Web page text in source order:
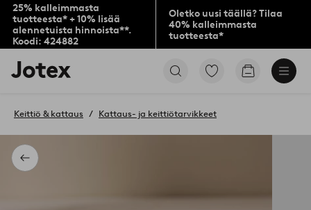
25% kalleimmasta
tuotteesta* + 10% lisää
alennetuista hinnoista**.
Koodi: 424882
Oletko uusi täällä? Tilaa
40% kalleimmasta
tuotteesta*
Jotex-
logo
aloitussivulle
Siirry
Siirry
Takaisin
Keittiö & kattaus Kattaus- ja keittiötarvikkeet